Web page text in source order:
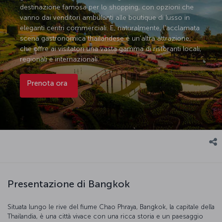
destinazione famosa per lo shopping, con opzioni che
vanno dai venditori ambulanti alle boutique di lusso in
eleganti centri commerciali. E, naturalmente, l'acclamata
scena gastronomica thailandese è un'altra attrazione,
che offre ai visitatori una vasta gamma di ristoranti locali,
regionali e internazionali.
Prenota ora
Presentazione di Bangkok
Situata lungo le rive del fiume Chao Phraya, Bangkok, la capitale della
Thailandia, è una città vivace con una ricca storia e un paesaggio